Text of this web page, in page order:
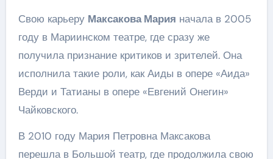
Свою карьеру Максакова Мария начала в 2005
году в Мариинском театре, где сразу же
получила признание критиков и зрителей. Она
исполнила такие роли, как Аиды в опере «Аида»
Верди и Татианы в опере «Евгений Онегин»
Чайковского.
В 2010 году Мария Петровна Максакова
перешла в Большой театр, где продолжила свою